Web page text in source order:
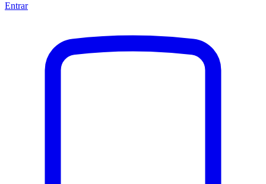
Entrar